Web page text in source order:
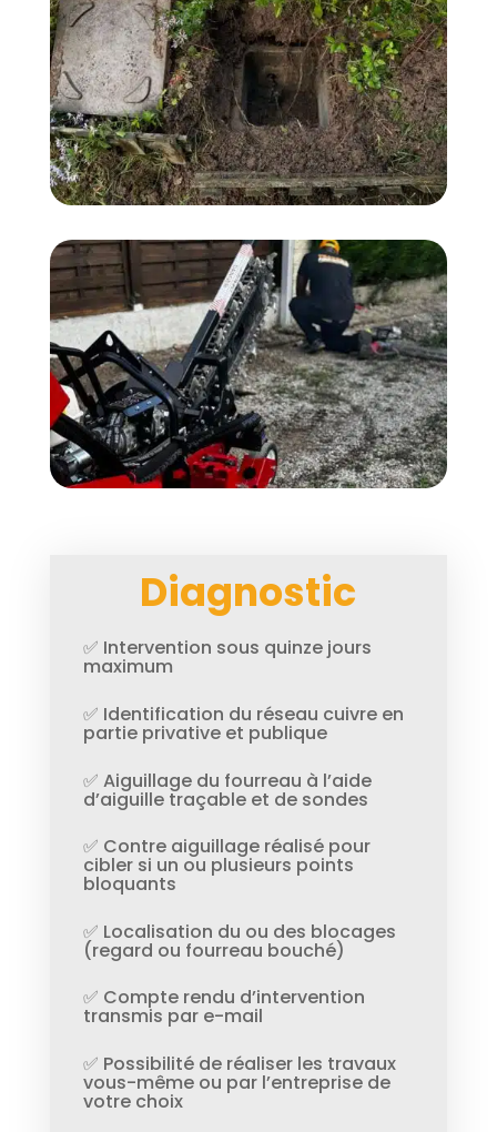
Diagnostic
✅ Intervention sous quinze jours
maximum
✅ Identification du réseau cuivre en
partie privative et publique
✅ Aiguillage du fourreau à l’aide
d’aiguille traçable et de sondes
✅ Contre aiguillage réalisé pour
cibler si un ou plusieurs points
bloquants
✅ Localisation du ou des blocages
(regard ou fourreau bouché)
✅ Compte rendu d’intervention
transmis par e-mail
✅ Possibilité de réaliser les travaux
vous-même ou par l’entreprise de
votre choix